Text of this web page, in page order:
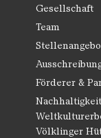
Gesellschaft
Team
Förderer &
Völklinger